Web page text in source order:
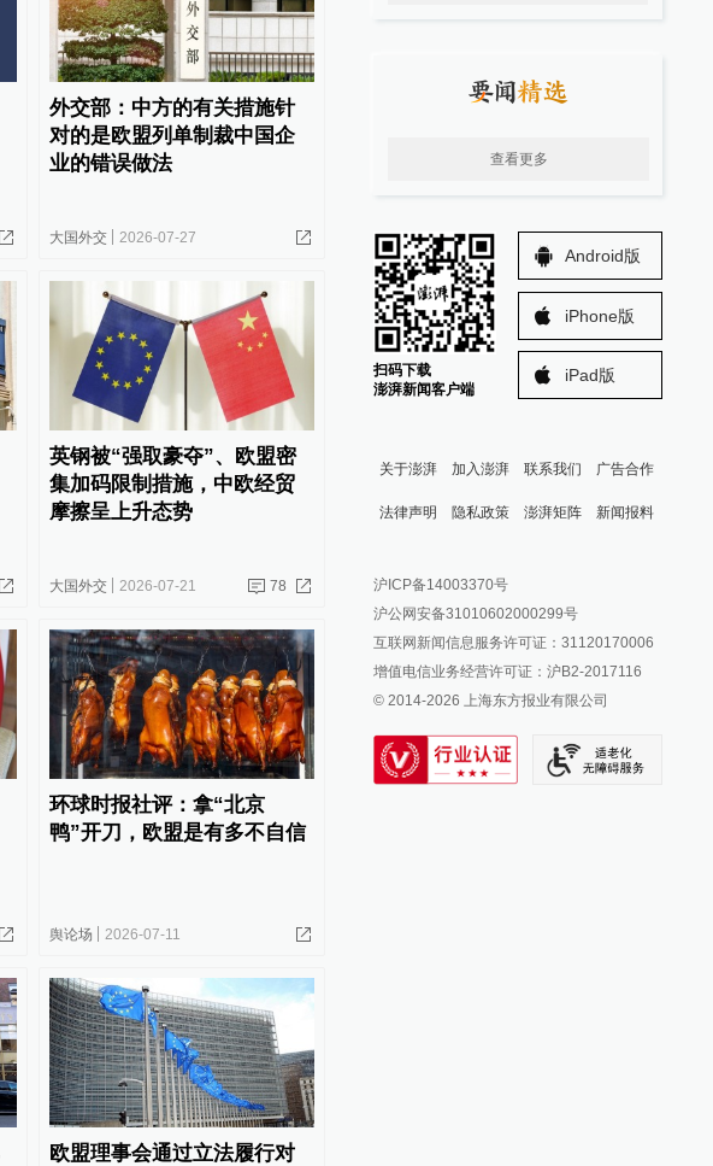
外交部：中方的有关措施针
对的是欧盟列单制裁中国企
业的错误做法
大国外交 2026-07-27
英钢被“强取豪夺”、欧盟密
集加码限制措施，中欧经贸
摩擦呈上升态势
大国外交 2026-07-21 78
环球时报社评：拿“北京
鸭”开刀，欧盟是有多不自信
舆论场 2026-07-11
欧盟理事会通过立法履行对
查看更多
扫码下载
澎湃新闻客户端
Android版
iPhone版
iPad版
关于澎湃 加入澎湃 联系我们 广告合作
法律声明 隐私政策 澎湃矩阵
澎湃新闻公众号
澎湃新闻抖音号
派生万物开放平台
IP SHANGHAI
SIXTH TONE
新闻报料
报料邮箱: news@thepaper.cn
沪ICP备14003370号
沪公网安备31010602000299号
互联网新闻信息服务许可证：31120170006
增值电信业务经营许可证：沪B2-2017116
© 2014-2026 上海东方报业有限公司